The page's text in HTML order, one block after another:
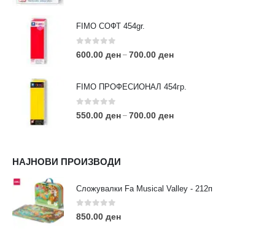
FIMO СОФТ 454gr.
0out of 5
600.00 ден – 700.00 ден
FIMO ПРОФЕСИОНАЛ 454гр.
0out of 5
550.00 ден – 700.00 ден
НАЈНОВИ ПРОИЗВОДИ
Сложувалки Fa Musical Valley - 212п
0out of 5
850.00 ден
АДРЕСА:
ул. 3та Македонска Бригада бр.46
ТЕЛЕФОН:
0038977640534